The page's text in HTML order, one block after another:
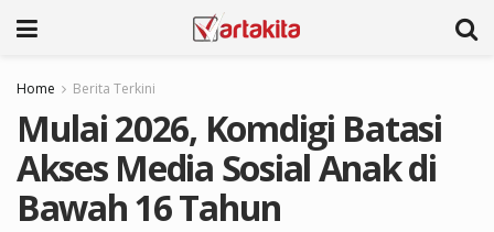
Home Berita Terkini
Mulai 2026, Komdigi Batasi
Akses Media Sosial Anak di
Bawah 16 Tahun